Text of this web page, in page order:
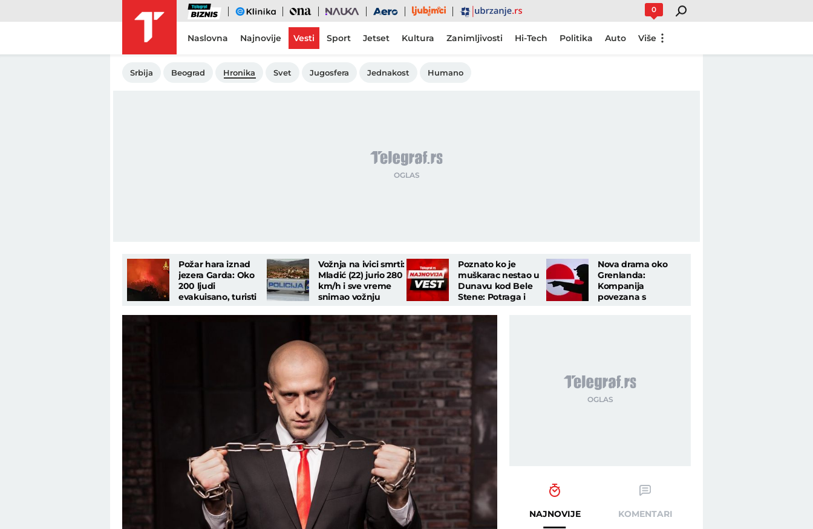
Biznis eKlinika Ona Nauka Aero Ljubimci Ubrzanje 0
Naslovna Najnovije Vesti Sport Jetset Kultura Zanimljivosti Hi-Tech Politika Auto Više
Srbija Beograd Hronika Svet Jugosfera Jednakost Humano
Požar hara iznad
jezera Garda: Oko
200 ljudi
evakuisano, turisti
Vožnja na ivici smrti:
Mladić (22) jurio 280
km/h i sve vreme
snimao vožnju
Poznato ko je
muškarac nestao u
Dunavu kod Bele
Stene: Potraga i
Nova drama oko
Grenlanda:
Kompanija
povezana s
NAJNOVIJE KOMENTARI